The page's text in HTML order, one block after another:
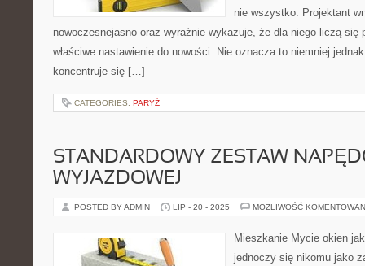
nie wszystko. Projektant
nowoczesnejasno oraz wyraźnie wykazuje, że dla niego liczą się
właściwe nastawienie do nowości. Nie oznacza to niemniej
koncentruje się […]
CATEGORIES: PARYŻ
STANDARDOWY ZESTAW
WYJAZDOWEJ
POSTED BY ADMIN LIP - 20 - 2025 MOŻLIWOŚĆ
Mieszkanie Mycie okien
jednoczy się nikomu jako